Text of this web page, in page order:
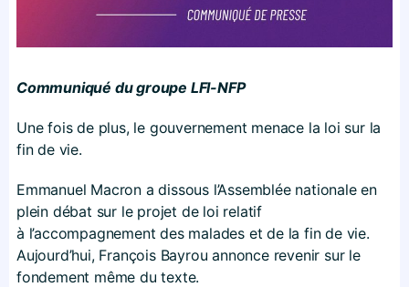
Communiqué du groupe LFI-NFP
Une fois de plus, le gouvernement menace la loi sur la
fin de vie.
Emmanuel Macron a dissous l’Assemblée nationale en
plein débat sur le projet de loi relatif
à l’accompagnement des malades et de la fin de vie.
Aujourd’hui, François Bayrou annonce revenir sur le
fondement même du texte.